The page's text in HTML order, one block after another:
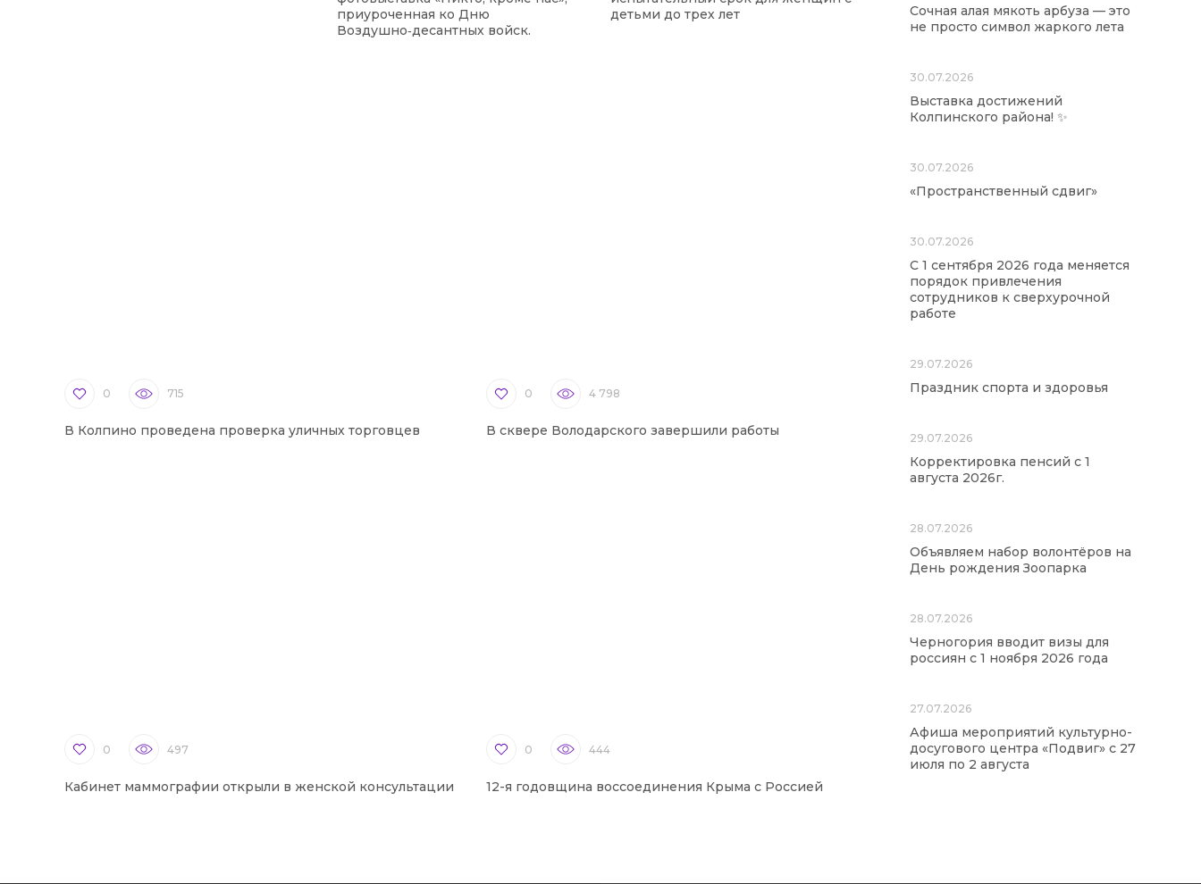
приуроченная ко Дню
Воздушно‑десантных войск.
детьми до трех лет
0 715
В Колпино проведена проверка уличных торговцев
0 4 798
В сквере Володарского завершили работы
0 497
Кабинет маммографии открыли в женской консультации
0 444
12-я годовщина воссоединения Крыма с Россией
Сочная алая мякоть арбуза — это
не просто символ жаркого лета
30.07.2026
Выставка достижений
Колпинского района! ✨
30.07.2026
«Пространственный сдвиг»
30.07.2026
С 1 сентября 2026 года меняется
порядок привлечения
сотрудников к сверхурочной
работе
29.07.2026
Праздник спорта и здоровья
29.07.2026
Корректировка пенсий с 1
августа 2026г.
28.07.2026
Объявляем набор волонтёров на
День рождения Зоопарка
28.07.2026
Черногория вводит визы для
россиян с 1 ноября 2026 года
27.07.2026
Афиша мероприятий культурно-
досугового центра «Подвиг» с 27
июля по 2 августа